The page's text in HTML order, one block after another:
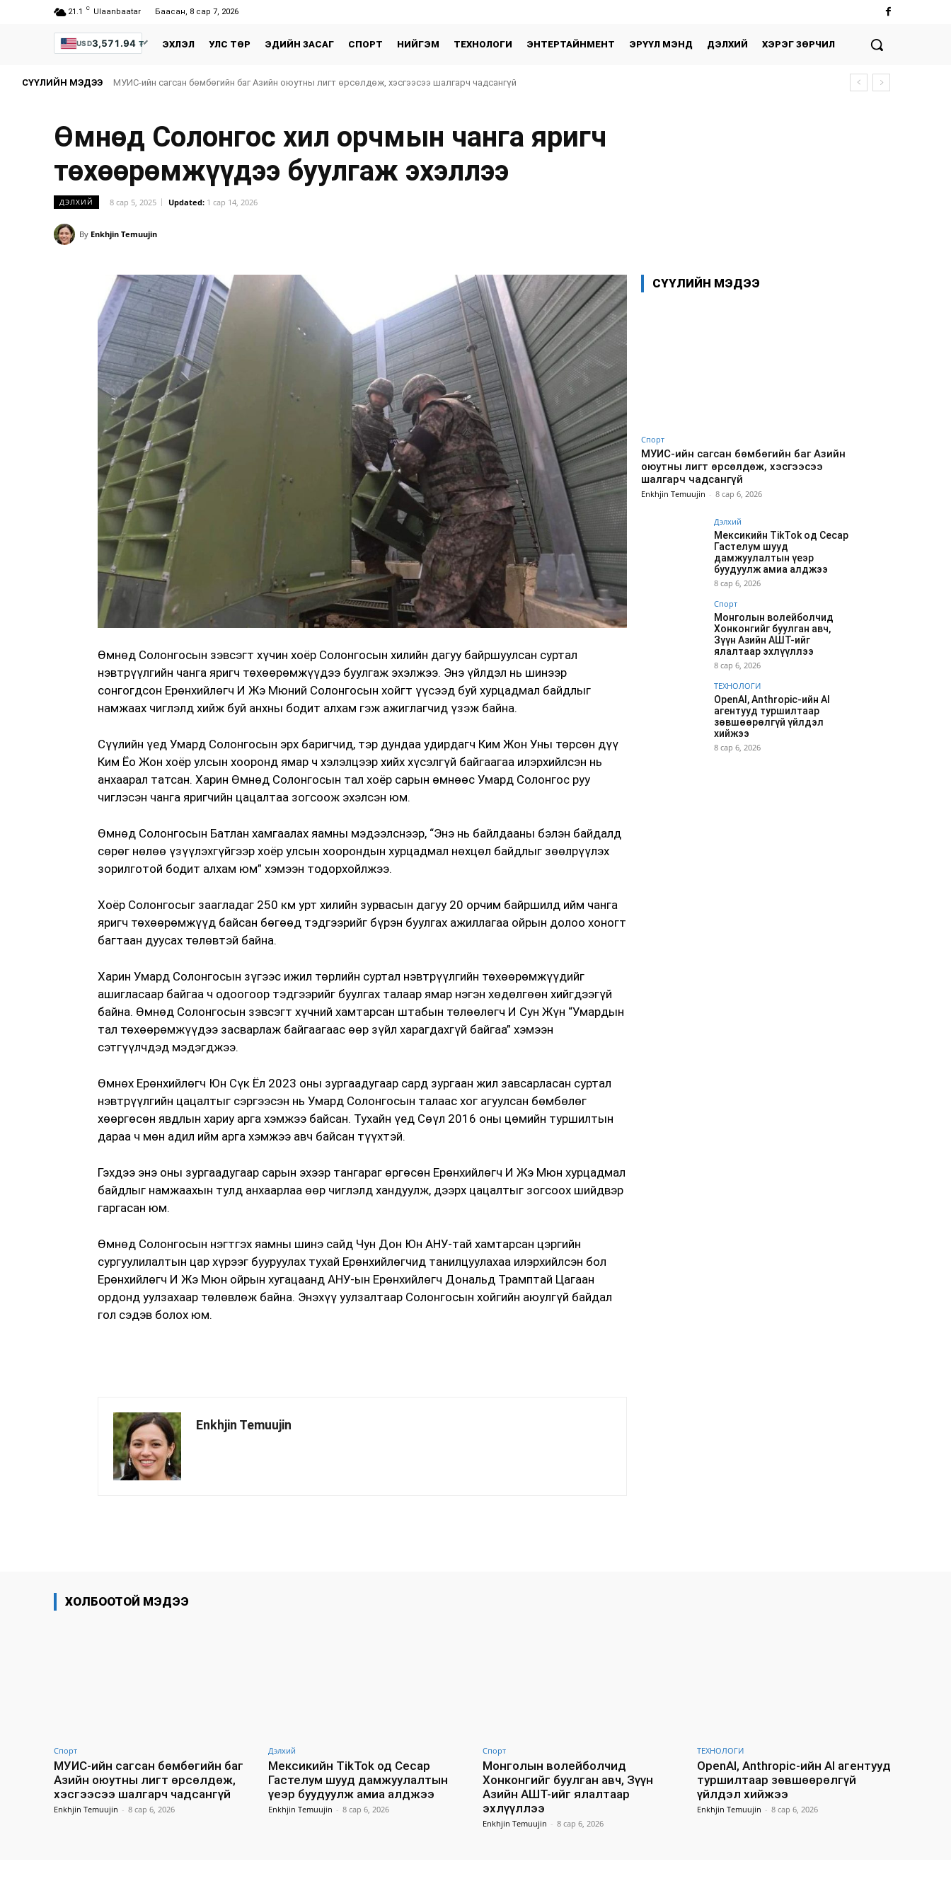
21.1 C Ulaanbaatar Баасан, 8 сар 7, 2026
USD3,571.94 ₮ ЭХЛЭЛ УЛС ТӨР ЭДИЙН ЗАСАГ СПОРТ НИЙГЭМ ТЕХНОЛОГИ ЭНТЕРТАЙНМЕНТ ЭРҮҮЛ МЭНД ДЭЛХИЙ ХЭРЭГ ЗӨРЧИЛ
СҮҮЛИЙН МЭДЭЭ МУИС-ийн сагсан бөмбөгийн баг Азийн оюутны лигт өрсөлдөж, хэсгээсээ шалгарч чадсангүй
Өмнөд Солонгос хил орчмын чанга яригч
төхөөрөмжүүдээ буулгаж эхэллээ
ДЭЛХИЙ 8 сар 5, 2025 Updated: 1 сар 14, 2026
By Enkhjin Temuujin
Өмнөд Солонгосын зэвсэгт хүчин хоёр Солонгосын хилийн дагуу байршуулсан суртал
нэвтрүүлгийн чанга яригч төхөөрөмжүүдээ буулгаж эхэлжээ. Энэ үйлдэл нь шинээр
сонгогдсон Ерөнхийлөгч И Жэ Мюний Солонгосын хойгт үүсээд буй хурцадмал байдлыг
намжаах чиглэлд хийж буй анхны бодит алхам гэж ажиглагчид үзэж байна.
Сүүлийн үед Умард Солонгосын эрх баригчид, тэр дундаа удирдагч Ким Жон Уны төрсөн дүү
Ким Ёо Жон хоёр улсын хооронд ямар ч хэлэлцээр хийх хүсэлгүй байгаагаа илэрхийлсэн нь
анхаарал татсан. Харин Өмнөд Солонгосын тал хоёр сарын өмнөөс Умард Солонгос руу
чиглэсэн чанга яригчийн цацалтаа зогсоож эхэлсэн юм.
Өмнөд Солонгосын Батлан хамгаалах яамны мэдээлснээр, “Энэ нь байлдааны бэлэн байдалд
сөрөг нөлөө үзүүлэхгүйгээр хоёр улсын хоорондын хурцадмал нөхцөл байдлыг зөөлрүүлэх
зорилготой бодит алхам юм” хэмээн тодорхойлжээ.
Хоёр Солонгосыг заагладаг 250 км урт хилийн зурвасын дагуу 20 орчим байршилд ийм чанга
яригч төхөөрөмжүүд байсан бөгөөд тэдгээрийг бүрэн буулгах ажиллагаа ойрын долоо хоногт
багтаан дуусах төлөвтэй байна.
Харин Умард Солонгосын зүгээс ижил төрлийн суртал нэвтрүүлгийн төхөөрөмжүүдийг
ашигласаар байгаа ч одоогоор тэдгээрийг буулгах талаар ямар нэгэн хөдөлгөөн хийгдээгүй
байна. Өмнөд Солонгосын зэвсэгт хүчний хамтарсан штабын төлөөлөгч И Сун Жүн “Умардын
тал төхөөрөмжүүдээ засварлаж байгаагаас өөр зүйл харагдахгүй байгаа” хэмээн
сэтгүүлчдэд мэдэгджээ.
Өмнөх Ерөнхийлөгч Юн Сүк Ёл 2023 оны зургаадугаар сард зургаан жил завсарласан суртал
нэвтрүүлгийн цацалтыг сэргээсэн нь Умард Солонгосын талаас хог агуулсан бөмбөлөг
хөөргөсөн явдлын хариу арга хэмжээ байсан. Тухайн үед Сөүл 2016 оны цөмийн туршилтын
дараа ч мөн адил ийм арга хэмжээ авч байсан түүхтэй.
Гэхдээ энэ оны зургаадугаар сарын эхээр тангараг өргөсөн Ерөнхийлөгч И Жэ Мюн хурцадмал
байдлыг намжаахын тулд анхаарлаа өөр чиглэлд хандуулж, дээрх цацалтыг зогсоох шийдвэр
гаргасан юм.
Өмнөд Солонгосын нэгтгэх яамны шинэ сайд Чун Дон Юн АНУ-тай хамтарсан цэргийн
сургуулилалтын цар хүрээг бууруулах тухай Ерөнхийлөгчид танилцуулахаа илэрхийлсэн бол
Ерөнхийлөгч И Жэ Мюн ойрын хугацаанд АНУ-ын Ерөнхийлөгч Дональд Трамптай Цагаан
ордонд уулзахаар төлөвлөж байна. Энэхүү уулзалтаар Солонгосын хойгийн аюулгүй байдал
гол сэдэв болох юм.
Enkhjin Temuujin
СҮҮЛИЙН МЭДЭЭ
Спорт
МУИС-ийн сагсан бөмбөгийн баг Азийн
оюутны лигт өрсөлдөж, хэсгээсээ
шалгарч чадсангүй
Enkhjin Temuujin - 8 сар 6, 2026
Дэлхий
Мексикийн TikTok од Сесар
Гастелум шууд
дамжуулалтын үеэр
буудуулж амиа алджээ
8 сар 6, 2026
Спорт
Монголын волейболчид
Хонконгийг буулган авч,
Зүүн Азийн АШТ-ийг
ялалтаар эхлүүллээ
8 сар 6, 2026
ТЕХНОЛОГИ
OpenAI, Anthropic-ийн AI
агентууд туршилтаар
зөвшөөрөлгүй үйлдэл
хийжээ
8 сар 6, 2026
ХОЛБООТОЙ МЭДЭЭ
Спорт
МУИС-ийн сагсан бөмбөгийн баг
Азийн оюутны лигт өрсөлдөж,
хэсгээсээ шалгарч чадсангүй
Enkhjin Temuujin - 8 сар 6, 2026
Дэлхий
Мексикийн TikTok од Сесар
Гастелум шууд дамжуулалтын
үеэр буудуулж амиа алджээ
Enkhjin Temuujin - 8 сар 6, 2026
Спорт
Монголын волейболчид
Хонконгийг буулган авч, Зүүн
Азийн АШТ-ийг ялалтаар
эхлүүллээ
Enkhjin Temuujin - 8 сар 6, 2026
ТЕХНОЛОГИ
OpenAI, Anthropic-ийн AI агентууд
туршилтаар зөвшөөрөлгүй
үйлдэл хийжээ
Enkhjin Temuujin - 8 сар 6, 2026